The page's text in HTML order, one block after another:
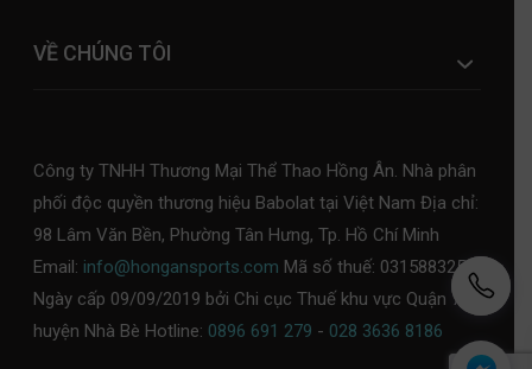
VỀ CHÚNG TÔI
Công ty TNHH Thương Mại Thể Thao Hồng Ân. Nhà phân
phối độc quyền thương hiệu Babolat tại Việt Nam Địa chỉ:
98 Lâm Văn Bền, Phường Tân Hưng, Tp. Hồ Chí Minh
Email: info@hongansports.com Mã số thuế: 0315883253,
Ngày cấp 09/09/2019 bởi Chi cục Thuế khu vực Quận 7 -
huyện Nhà Bè Hotline: 0896 691 279 - 028 3636 8186